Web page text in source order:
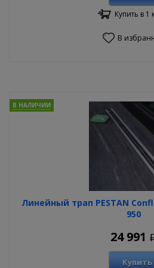
Купить в 1
В
Линейный трап PESTAN
950
В НАЛИЧИИ
24 991
Купить